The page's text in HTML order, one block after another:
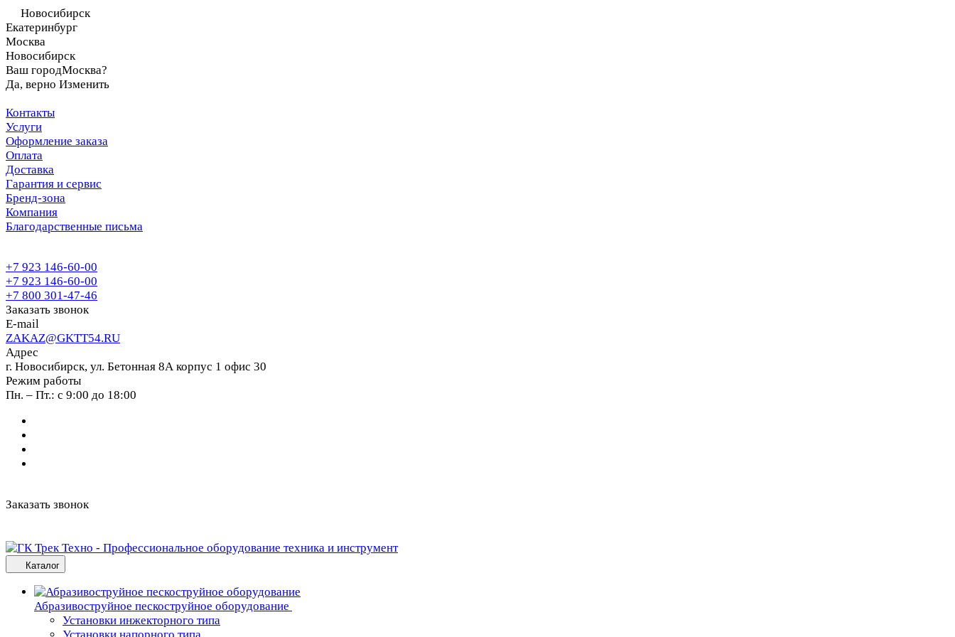
Новосибирск
Екатеринбург
Москва
Новосибирск
Ваш городМосква?
Да, верно Изменить
Контакты
Услуги
Оформление заказа
Оплата
Доставка
Гарантия и сервис
Бренд-зона
Компания
Благодарственные письма
+7 923 146-60-00
+7 923 146-60-00
+7 800 301-47-46
Заказать звонок
E-mail
ZAKAZ@GKTT54.RU
Адрес
г. Новосибирск, ул. Бетонная 8А корпус 1 офис 30
Режим работы
Пн. – Пт.: с 9:00 до 18:00
Заказать звонок
Каталог
Абразивоструйное пескоструйное оборудование
Установки инжекторного типа